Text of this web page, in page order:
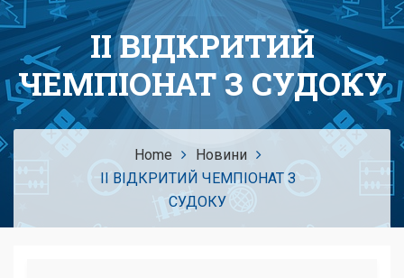
ІІ ВІДКРИТИЙ
ЧЕМПІОНАТ З СУДОКУ
Home
Новини
ІІ ВІДКРИТИЙ ЧЕМПІОНАТ З
СУДОКУ